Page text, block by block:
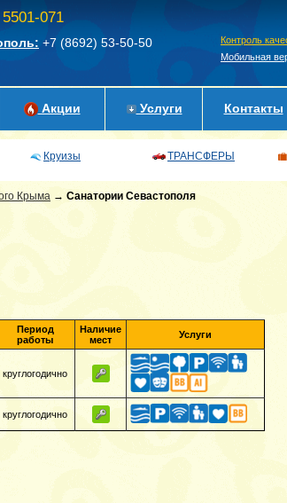
071
+7 (8692) 53-50-50
Контроль
Мобильная
Акции Услуги Контакты
Круизы ТРАНСФЕРЫ
Крыма → Санатории Севастополя
Период
работы
Наличие
мест
Услуги
круглогодично
круглогодично